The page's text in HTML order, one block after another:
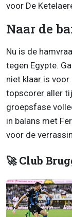
voor De
Naar de
Nu is de
tegen Egypte.
niet klaar is
topscorer aller
groepsfase
in balans met
voor de
🚀 Club